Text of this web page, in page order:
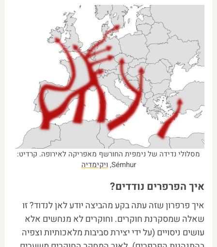
מסלולי נדידה של נימפית החורשף מאפריקה לאירופה. קרדיט:
Sémhur, ויקימדיה
איך הפרפרים נודדים?
איך פרפרון שזה עתה בקע מהביצה יודע לאן לנדוד? זו
שאלה שמסקרנת חוקרים. וחוקרים לא מנחשים אלא
עושים ניסויים (על ידי יצירת סביבות מלאכותיות וצפיה